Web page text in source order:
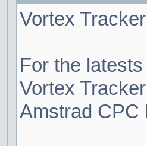
Vortex
For the
Vortex
Amstrad CPC